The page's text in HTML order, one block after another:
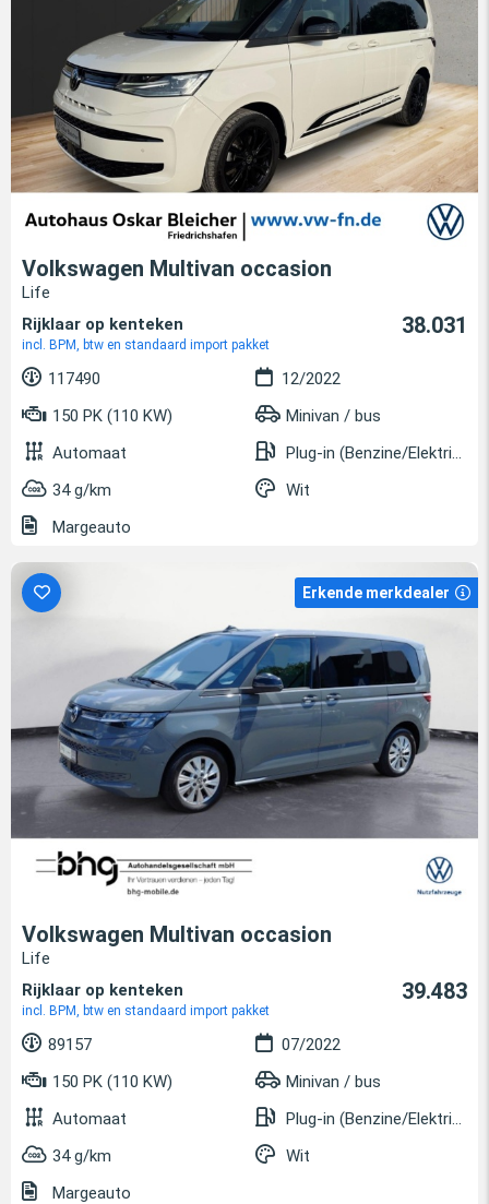
Volkswagen Multivan occasion
Life
Rijklaar op kenteken
incl. BPM, btw en standaard import pakket
38.031
117490
12/2022
150 PK (110 KW)
Minivan / bus
Automaat
Plug-in (Benzine/Elektrisch)
34 g/km
Wit
Margeauto
Erkende merkdealer
Volkswagen Multivan occasion
Life
Rijklaar op kenteken
incl. BPM, btw en standaard import pakket
39.483
89157
07/2022
150 PK (110 KW)
Minivan / bus
Automaat
Plug-in (Benzine/Elektrisch)
34 g/km
Wit
Margeauto